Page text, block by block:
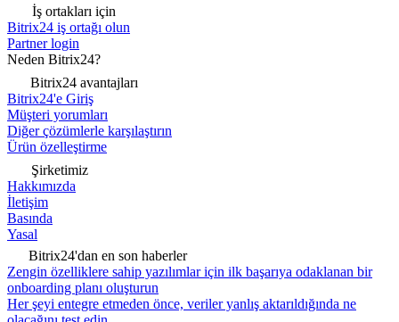
İş ortakları için
Bitrix24 iş ortağı olun
Partner login
Neden Bitrix24?
Bitrix24 avantajları
Bitrix24'e Giriş
Müşteri yorumları
Diğer çözümlerle karşılaştırın
Ürün özelleştirme
Şirketimiz
Hakkımızda
İletişim
Basında
Yasal
Bitrix24'dan en son haberler
Zengin özelliklere sahip yazılımlar için ilk başarıya odaklanan bir
onboarding planı oluşturun
Her şeyi entegre etmeden önce, veriler yanlış aktarıldığında ne